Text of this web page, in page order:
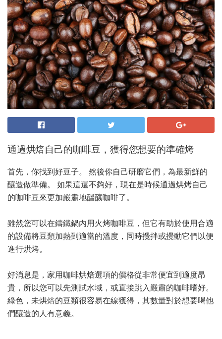
通過烘焙自己的咖啡豆，獲得您想要的準確烤
首先，你找到好豆子。 然後你自己研磨它們，為最新鮮的
釀造做準備。 如果這還不夠好，現在是時候通過烘烤自己
的咖啡豆來更加嚴肅地醞釀咖啡了。
雖然您可以在鑄鐵鍋內用火烤咖啡豆，但它有助於使用合適
的設備將豆類加熱到適當的溫度，同時攪拌或攪動它們以便
進行烘烤。
好消息是，家用咖啡烘焙選項的價格從非常便宜到適度昂
貴，所以您可以先測試水域，或直接跳入嚴肅的咖啡嗜好。
綠色，未烘焙的豆類很容易在線獲得，其數量對於想要喝他
們釀造的人有意義。